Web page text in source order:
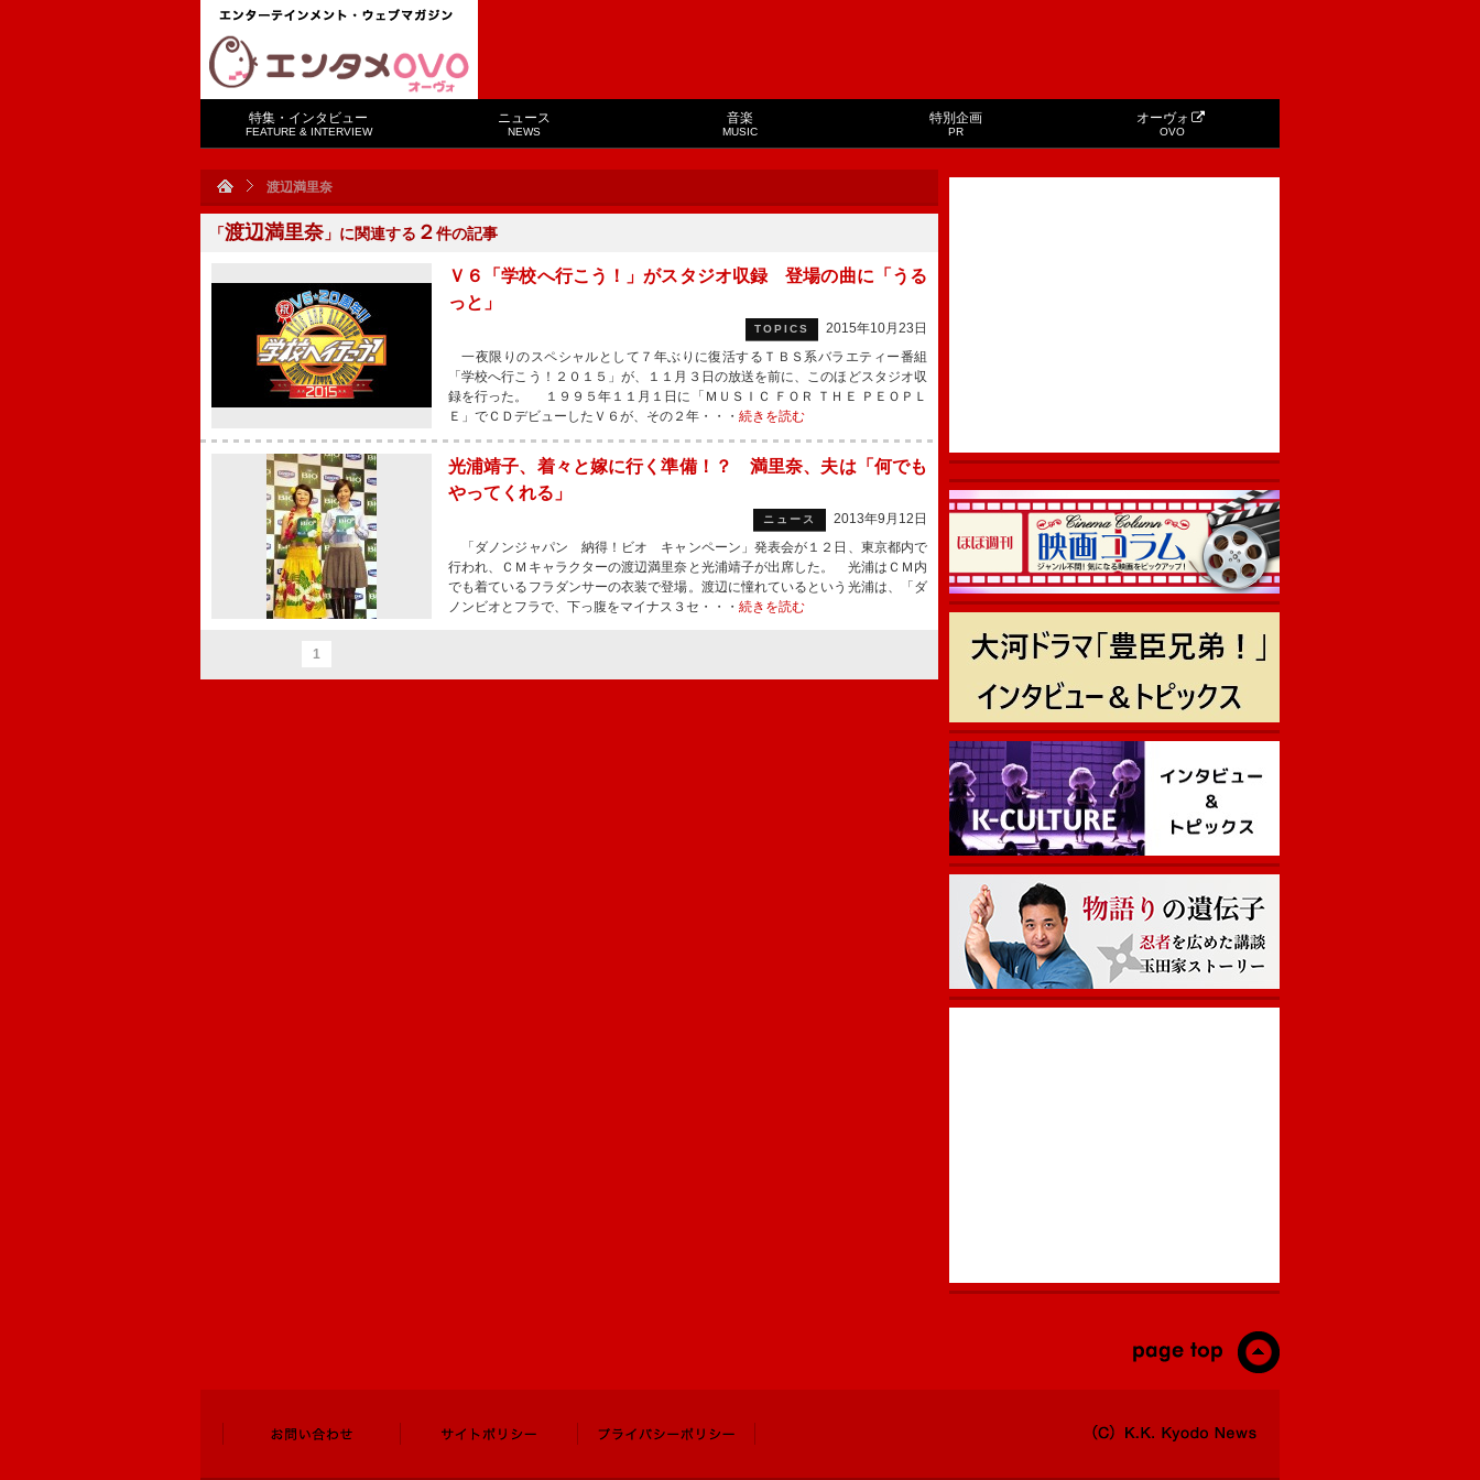
特集・インタビュー
FEATURE & INTERVIEW
ニュース
NEWS
音楽
MUSIC
特別企画
PR
オーヴォ
OVO
渡辺満里奈
「渡辺満里奈」に関連する ２件の記事
Ｖ６「学校へ行こう！」がスタジオ収録 登場の曲に「うる
っと」
TOPICS
2015年10月23日
一夜限りのスペシャルとして７年ぶりに復活するＴＢＳ系バラエティー番組
「学校へ行こう！２０１５」が、１１月３日の放送を前に、このほどスタジオ収
録を行った。 １９９５年１１月１日に「ＭＵＳＩＣ ＦＯＲ ＴＨＥ ＰＥＯＰＬ
Ｅ」でＣＤデビューしたＶ６が、その２年・・・ 続きを読む
光浦靖子、着々と嫁に行く準備！？ 満里奈、夫は「何でも
やってくれる」
ニュース
2013年9月12日
「ダノンジャパン 納得！ビオ キャンペーン」発表会が１２日、東京都内で
行われ、ＣＭキャラクターの渡辺満里奈と光浦靖子が出席した。 光浦はＣＭ内
でも着ているフラダンサーの衣装で登場。渡辺に憧れているという光浦は、「ダ
ノンビオとフラで、下っ腹をマイナス３セ・・・ 続きを読む
1